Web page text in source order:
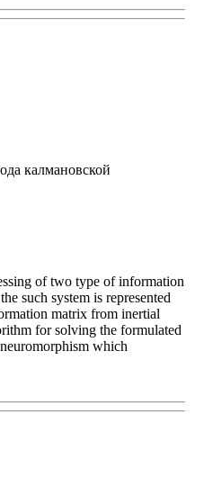
калмановской
of two type of information
such system is represented
matrix from inertial
for solving the formulated
which